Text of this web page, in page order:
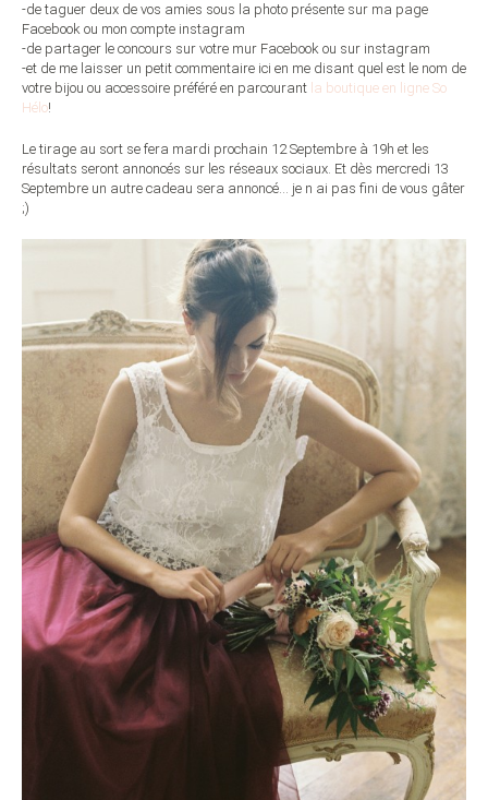
-de taguer deux de vos amies sous la photo présente sur ma page
Facebook ou mon compte instagram
-de partager le concours sur votre mur Facebook ou sur instagram
-et de me laisser un petit commentaire ici en me disant quel est le nom de
votre bijou ou accessoire préféré en parcourant la boutique en ligne So
Hélo!
Le tirage au sort se fera mardi prochain 12 Septembre à 19h et les
résultats seront annoncés sur les réseaux sociaux. Et dès mercredi 13
Septembre un autre cadeau sera annoncé… je n ai pas fini de vous gâter
;)